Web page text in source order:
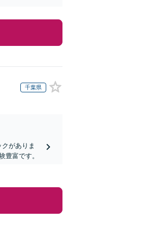
千葉県
がありま
豊富です。